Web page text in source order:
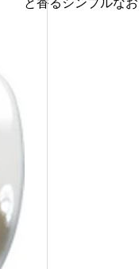
と香るシンプルな